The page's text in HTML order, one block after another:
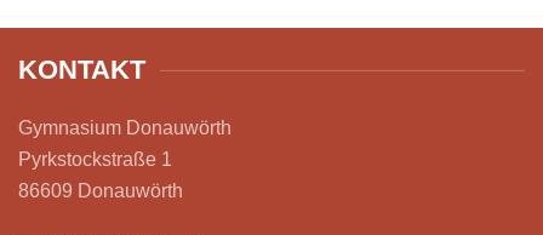
KONTAKT
Gymnasium Donauwörth
Pyrkstockstraße 1
86609 Donauwörth